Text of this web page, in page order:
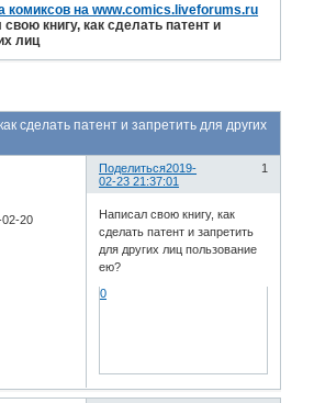
комиксов на www.comics.liveforums.ru
свою книгу, как сделать патент и
лиц
сделать патент и запретить для других
Поделиться 1
2019-
02-23 21:37:01
02-20
Написал свою книгу, как
сделать патент и запретить
для других лиц пользование
ею?
0